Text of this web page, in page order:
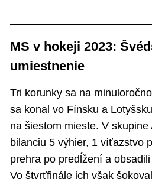
MS v hokeji 2023:
umiestnenie
Tri korunky sa na
sa konal vo Fínsku a
na šiestom mieste. V
bilanciu 5 výhier, 1 víťazstvo
prehra po predĺžení a
Vo štvrťfinále ich však